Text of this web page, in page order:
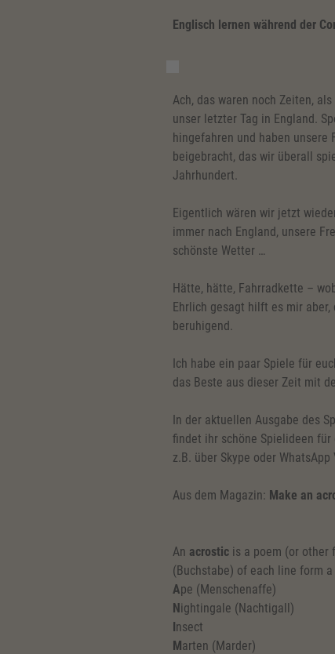
Englisch lernen während der
Ach, das waren noch Zeiten,
unser letzter Tag in England.
hingefahren und haben unsere
beigebracht, das wir überall
Jahrhundert.
Eigentlich wären wir jetzt
immer nach England, unsere
schönste Wetter …
Hätte, hätte, Fahrradkette –
Ehrlich gesagt hilft es mir
beruhigend.
Ich habe ein paar Spiele für
das Beste aus dieser Zeit mit
In der aktuellen Ausgabe des
findet ihr schöne Spielideen
z.B. über Skype oder
Aus dem Magazin: Make an
An acrostic is a poem (or
(Buchstabe) of each line form a
Ape (Menschenaffe)
Nightingale (Nachtigall)
Insect
Marten (Marder)